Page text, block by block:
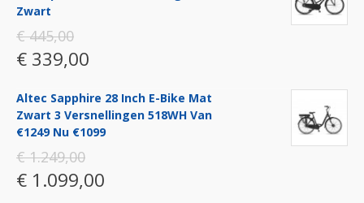
Zwart
€ 445,00
€ 339,00
Altec Sapphire 28 Inch E-Bike Mat
Zwart 3 Versnellingen 518WH Van
€1249 Nu €1099
€ 1.249,00
€ 1.099,00